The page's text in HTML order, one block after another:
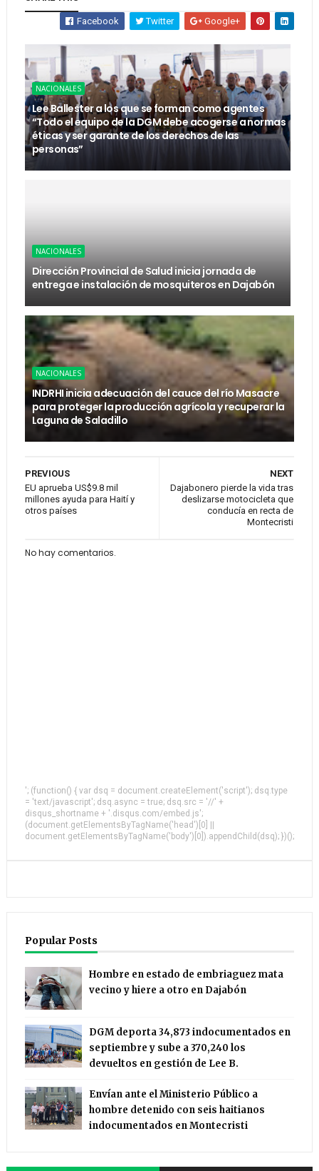
Facebook Twitter Google+
NACIONALES
Lee Ballester a los que se forman como agentes
“Todo el equipo de la DGM debe acogerse a normas
éticas y ser garante de los derechos de las
personas”
NACIONALES
Dirección Provincial de Salud inicia jornada de
entrega e instalación de mosquiteros en Dajabón
NACIONALES
INDRHI inicia adecuación del cauce del río Masacre
para proteger la producción agrícola y recuperar la
Laguna de Saladillo
NEXT
Dajabonero pierde la vida tras
deslizarse motocicleta que
conducía en recta de
Montecristi
PREVIOUS
EU aprueba US$9.8 mil
millones ayuda para Haití y
otros países
No hay comentarios.
'; (function() { var dsq = document.createElement('script'); dsq.type
= 'text/javascript'; dsq.async = true; dsq.src = '//' +
disqus_shortname + '.disqus.com/embed.js';
(document.getElementsByTagName('head')[0] ||
document.getElementsByTagName('body')[0]).appendChild(dsq); })();
Popular Posts
Hombre en estado de embriaguez mata
vecino y hiere a otro en Dajabón
DGM deporta 34,873 indocumentados en
septiembre y sube a 370,240 los
devueltos en gestión de Lee B.
Envían ante el Ministerio Público a
hombre detenido con seis haitianos
indocumentados en Montecristi